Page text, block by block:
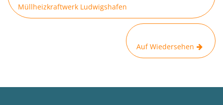
Müllheizkraftwerk Ludwigshafen
Auf Wiedersehen